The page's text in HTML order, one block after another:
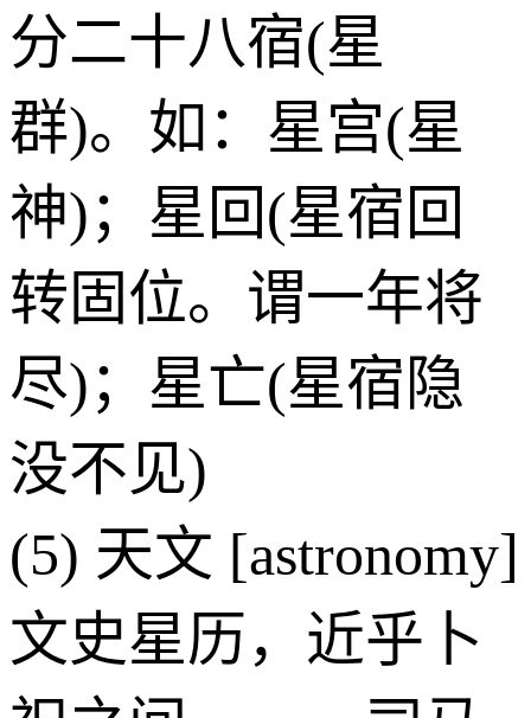
分二十八宿(星
群)。如：星宫(星
神)；星回(星宿回
转固位。谓一年将
尽)；星亡(星宿隐
没不见)
(5) 天文 [astronomy]
文史星历，近乎卜